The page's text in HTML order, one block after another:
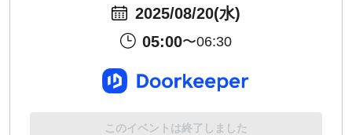
2025/08/20(水)
05:00〜06:30
このイベントは終了しました